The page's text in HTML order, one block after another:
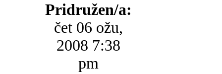
Pridružen/a:
čet 06 ožu,
2008 7:38
pm